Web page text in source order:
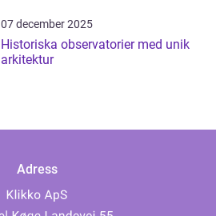
07 december 2025
Historiska observatorier med unik
arkitektur
Adress